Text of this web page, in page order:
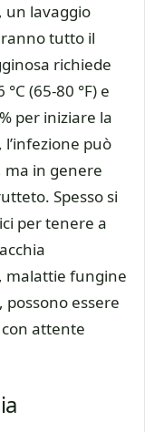
un lavaggio
tutto il
richiede
(65-80 °F) e
per iniziare la
può
in genere
Spesso si
per tenere a
malattie fungine
essere
attente